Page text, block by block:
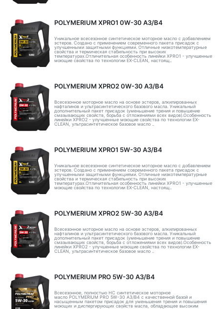
POLYMERIUM XPRO1 0W-30 A3/B4
Уникальное всесезонное синтетическое моторное масло с добавлением
эстеров. Создано с применением современного пакета присадок с
улучшенными защитными функциями. Отличные низкотемпературные
свойства и термическая стабильность при высоких
температурах.Отличительная особенность линейки XPRO1 - улучшенные
моющие свойства по технологии EX-CLEAN, настоящ..
POLYMERIUM XPRO2 0W-30 A3/B4
Всесезонное моторное масло на основе эстеров, алкилированных
нафталинов и ультрасинтетического базового масла. Уникальный
дополнительный пакет присадок (уменьшение трения и повышение
смазывающих свойств, борьба с отложениями всех видов).Особенность
линейки XPRO2 - улучшенные моющие свойства по технологии EX-
CLEAN, ультрасинтетическое базовое масло ..
POLYMERIUM XPRO1 5W-30 A3/B4
Уникальное всесезонное синтетическое моторное масло с добавлением
эстеров. Создано с применением современного пакета присадок с
улучшенными защитными функциями. Отличные низкотемпературные
свойства и термическая стабильность при высоких
температурах.Отличительная особенность линейки XPRO1 - улучшенные
моющие свойства по технологии EX-CLEAN, настоящ..
POLYMERIUM XPRO2 5W-30 A3/B4
Всесезонное моторное масло на основе эстеров, алкилированных
нафталинов и ультрасинтетического базового масла. Уникальный
дополнительный пакет присадок (уменьшение трения и повышение
смазывающих свойств, борьба с отложениями всех видов).Особенность
линейки XPRO2 - улучшенные моющие свойства по технологии EX-
CLEAN, ультрасинтетическое базовое масло ..
POLYMERIUM PRO 5W-30 A3/B4
Всесезонное, полностью HC синтетическое моторное
масло POLYMERIUM PRO 5W-30 A3/B4 с качественной базой и
насыщенным пакетом присадок для уменьшения трения и повышения
моющих и диспергирующих свойств масла, обладающее высоким